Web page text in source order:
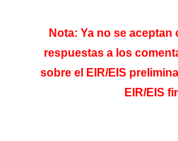
Nota: Ya no se
respuestas a los
sobre el EIR/EIS
EIR/EIS